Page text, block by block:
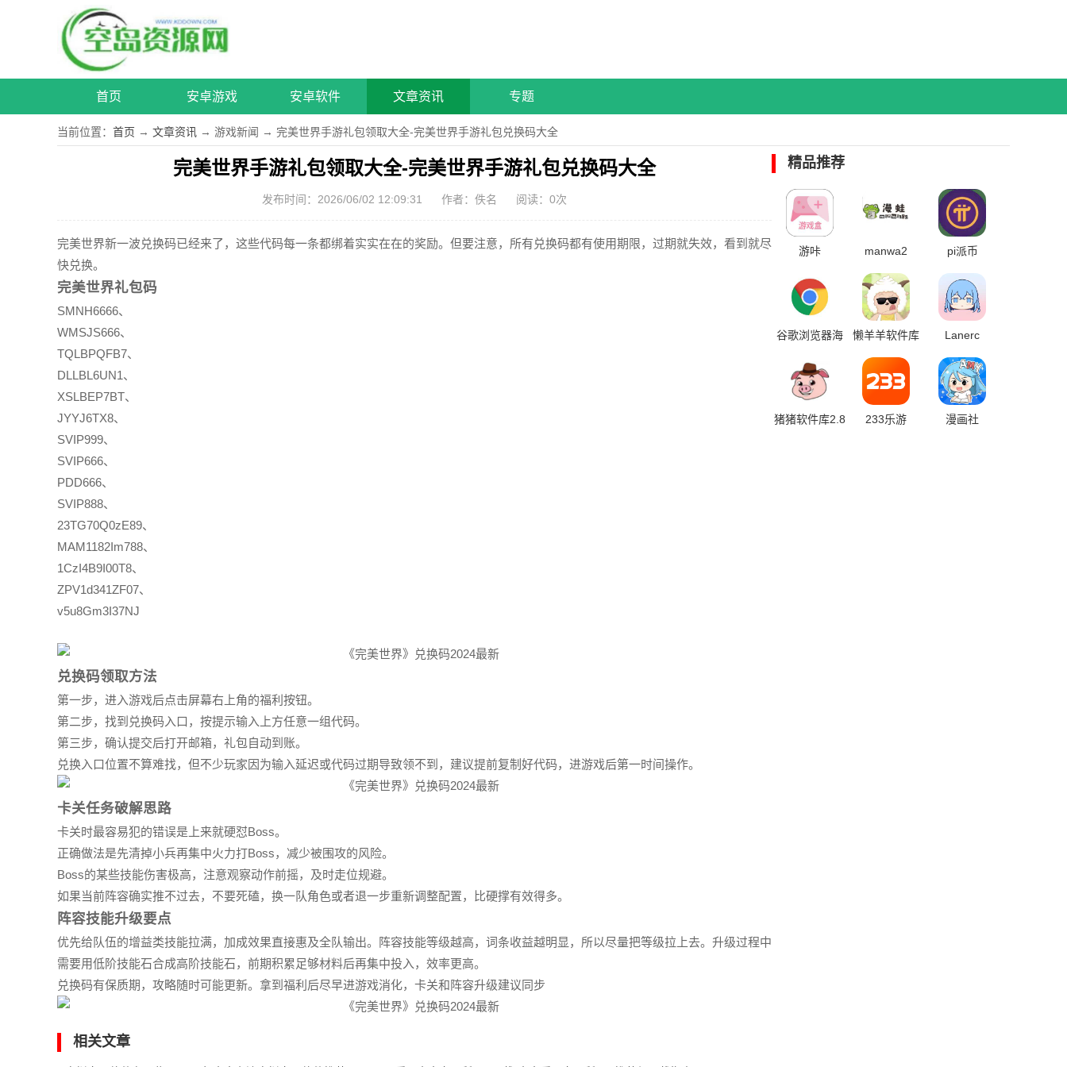
首页 安卓游戏 安卓软件 文章资讯 专题
当前位置： 首页 → 文章资讯 → 游戏新闻 → 完美世界手游礼包领取大全-完美世界手游礼包兑换码大全
完美世界手游礼包领取大全-完美世界手游礼包兑换码大全
发布时间：2026/06/02 12:09:31 作者：佚名 阅读： 0次
完美世界新一波兑换码已经来了，这些代码每一条都绑着实实在在的奖励。但要注意，所有兑换码都有使用期限，过期就失效，看到就尽
快兑换。
完美世界礼包码
SMNH6666、
WMSJS666、
TQLBPQFB7、
DLLBL6UN1、
XSLBEP7BT、
JYYJ6TX8、
SVIP999、
SVIP666、
PDD666、
SVIP888、
23TG70Q0zE89、
MAM1182Im788、
1CzI4B9I00T8、
ZPV1d341ZF07、
v5u8Gm3I37NJ
兑换码领取方法
第一步，进入游戏后点击屏幕右上角的福利按钮。
第二步，找到兑换码入口，按提示输入上方任意一组代码。
第三步，确认提交后打开邮箱，礼包自动到账。
兑换入口位置不算难找，但不少玩家因为输入延迟或代码过期导致领不到，建议提前复制好代码，进游戏后第一时间操作。
卡关任务破解思路
卡关时最容易犯的错误是上来就硬怼Boss。
正确做法是先清掉小兵再集中火力打Boss，减少被围攻的风险。
Boss的某些技能伤害极高，注意观察动作前摇，及时走位规避。
如果当前阵容确实推不过去，不要死磕，换一队角色或者退一步重新调整配置，比硬撑有效得多。
阵容技能升级要点
优先给队伍的增益类技能拉满，加成效果直接惠及全队输出。阵容技能等级越高，词条收益越明显，所以尽量把等级拉上去。升级过程中
需要用低阶技能石合成高阶技能石，前期积累足够材料后再集中投入，效率更高。
兑换码有保质期，攻略随时可能更新。拿到福利后尽早进游戏消化，卡关和阵容升级建议同步
相关文章
精品推荐
游咔 manwa2 pi派币
谷歌浏览器海
懒羊羊软件库 Lanerc
猪猪软件库2.8
233乐游 漫画社